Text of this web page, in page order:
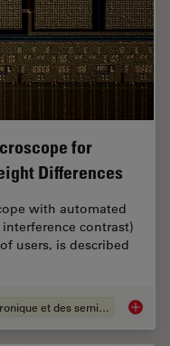
for
Differences
with automated
contrast)
users, is described
Industrie électronique et des semi-conducteurs 6-Inch